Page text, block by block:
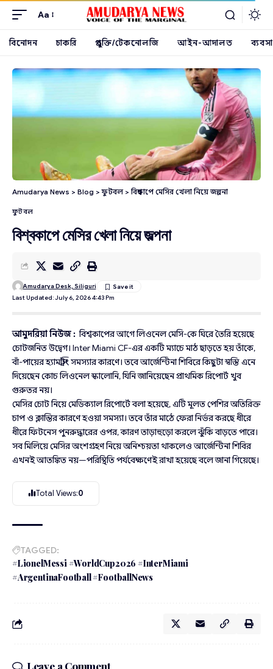
Aa
বিনোদন চাকরি প্রযুক্তি/টেকনোলজি আইন-আদালত ব্যবসা
Amudarya News > Blog >ফুটবল>বিশ্বকাপে মেসির খেলা নিয়ে জল্পনা
ফুটবল
বিশ্বকাপে মেসির খেলা নিয়ে জল্পনা
Last Updated: July 6, 2026 4:43 Pm
Amudarya Desk, Siliguri
আমুদরিয়া নিউজ : বিশ্বকাপের আগে লিওনেল মেসি-কে ঘিরে তৈরি হয়েছে
চোটজনিত উদ্বেগ। Inter Miami CF-এর একটি ম্যাচে মাঠ ছাড়তে হয় তাঁকে,
বাঁ-পায়ের হ্যামস্ট্রিং সমস্যার কারণে। তবে আর্জেন্টিনা শিবিরে কিছুটা স্বস্তি এনে
দিয়েছেন কোচ লিওনেল স্কালোনি, যিনি জানিয়েছেন প্রাথমিক রিপোর্ট খুব
গুরুতর নয়।
মেসির চোট নিয়ে মেডিক্যাল রিপোর্টে বলা হয়েছে, এটি মূলত পেশির অতিরিক্ত
চাপ ও ক্লান্তির কারণে হওয়া সমস্যা। তবে তাঁর মাঠে ফেরা নির্ভর করছে ধীরে
ধীরে ফিটনেস পুনরুদ্ধারের ওপর, কারণ তাড়াহুড়ো করলে ঝুঁকি বাড়তে পারে।
সব মিলিয়ে মেসির অংশগ্রহণ নিয়ে অনিশ্চয়তা থাকলেও আর্জেন্টিনা শিবির
এখনই আতঙ্কিত নয়—পরিস্থিতি পর্যবেক্ষণেই রাখা হয়েছে বলে জানা গিয়েছে।
Total Views:0
TAGGED:
#LionelMessi #WorldCup2026 #InterMiami
#ArgentinaFootball #FootballNews
Leave a Comment